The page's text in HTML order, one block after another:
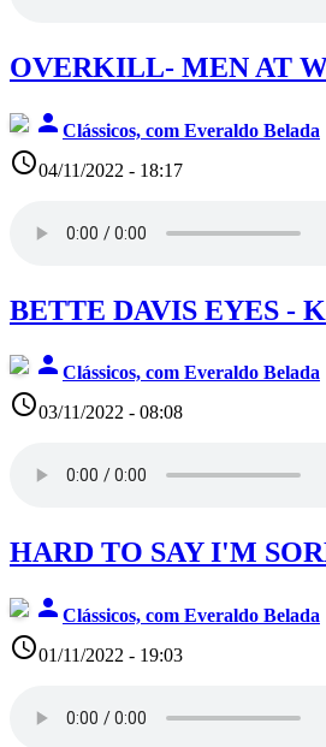
OVERKILL- MEN AT
person Clássicos, com Everaldo Belada
access_time04/11/2022 - 18:17
BETTE DAVIS EYES -
person Clássicos, com Everaldo Belada
access_time03/11/2022 - 08:08
HARD TO SAY I'M
person Clássicos, com Everaldo Belada
access_time01/11/2022 - 19:03